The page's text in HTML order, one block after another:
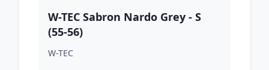
W-TEC Sabron Nardo Grey - S
(55-56)
W-TEC